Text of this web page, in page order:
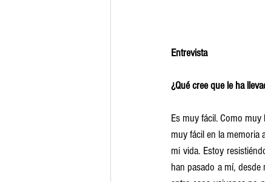
Entrevista
¿Qué cree que le ha
Es muy fácil. Como
muy fácil en la memoria
mi vida. Estoy
han pasado a mí,